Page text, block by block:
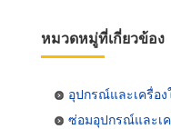
หมวดหมู่ที่เกี่ยวข้อง
อุปกรณ์และเครื่อ
ซ่อมอุปกรณ์และเ